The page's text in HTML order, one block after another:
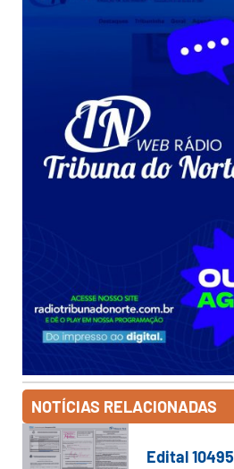
NOTÍCIAS RELACIONADAS
Edital 10495